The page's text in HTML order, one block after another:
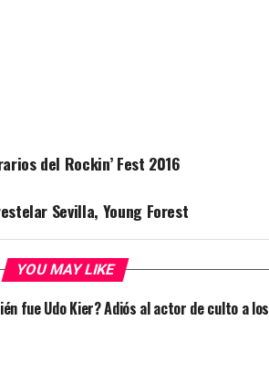
del Rockin’ Fest 2016
Sevilla, Young Forest
YOU MAY LIKE
fue Udo Kier? Adiós al actor de culto a los